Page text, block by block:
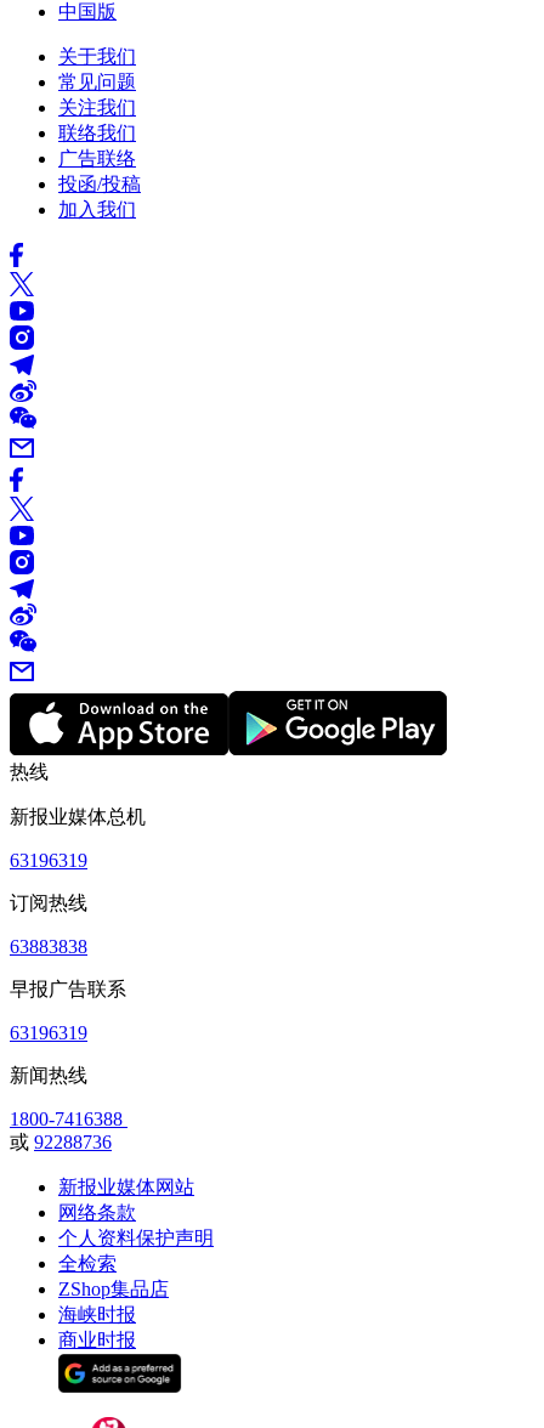
中国版
关于我们
常见问题
关注我们
联络我们
广告联络
投函/投稿
加入我们
热线
新报业媒体总机
63196319
订阅热线
63883838
早报广告联系
63196319
新闻热线
1800-7416388
或 92288736
新报业媒体网站
网络条款
个人资料保护声明
全检索
ZShop集品店
海峡时报
商业时报